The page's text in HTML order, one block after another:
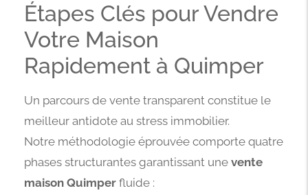
Étapes Clés pour Vendre
Votre Maison
Rapidement à Quimper
Un parcours de vente transparent constitue le
meilleur antidote au stress immobilier.
Notre méthodologie éprouvée comporte quatre
phases structurantes garantissant une vente
maison Quimper fluide :